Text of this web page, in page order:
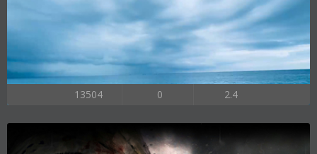
13504 0 2.4